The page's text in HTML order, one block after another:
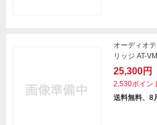
オーディオ
リッジ AT-
25,300円
2,530ポイン
送料無料、8